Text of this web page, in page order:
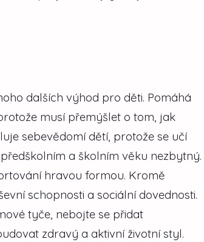
dalších výhod pro děti. Pomáhá
musí přemýšlet o tom, jak
sebevědomí dětí, protože se učí
a školním věku nezbytný.
hravou formou. Kromě
schopnosti a sociální dovednosti.
tyče, nebojte se přidat
zdravý a aktivní životní styl.